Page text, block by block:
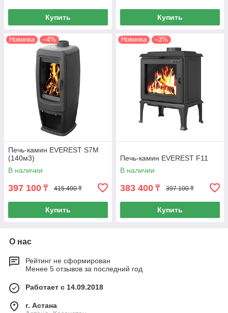
Купить Купить
Новинка –4%
Печь-камин EVEREST S7М
(140м3)
В наличии
397 100 ₸ 415 400 ₸
Купить
Новинка –3%
Печь-камин EVEREST F11
В наличии
383 400 ₸ 397 100 ₸
Купить
О нас
Рейтинг не сформирован
Менее 5 отзывов за последний год
Работает с 14.09.2018
г. Астана